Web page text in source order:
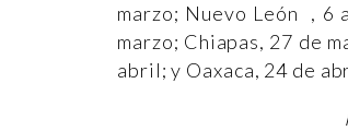
marzo; Nuevo León , 6
marzo; Chiapas, 27 de
abril; y Oaxaca, 24 de